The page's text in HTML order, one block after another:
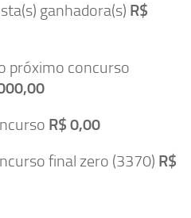
ganhadora(s) R$
próximo concurso
R$ 0,00
final zero (3370) R$